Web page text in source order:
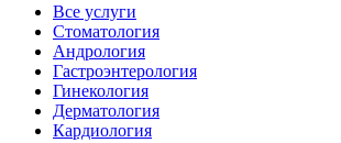
Все услуги
Стоматология
Андрология
Гастроэнтерология
Гинекология
Дерматология
Кардиология